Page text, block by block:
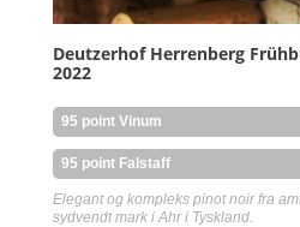
Deutzerhof Herrenberg
2022
95 point Vinum
95 point Falstaff
Elegant og kompleks pinot noir fra
sydvendt mark i Ahr i Tyskland.